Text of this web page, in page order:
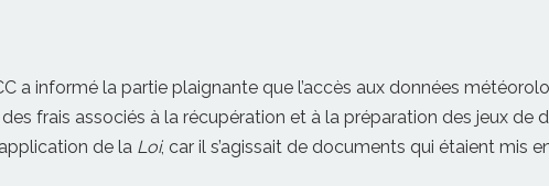
a informé la partie plaignante que l’accès aux données
frais associés à la récupération et à la préparation des jeux de
de la Loi, car il s’agissait de documents qui étaient mis